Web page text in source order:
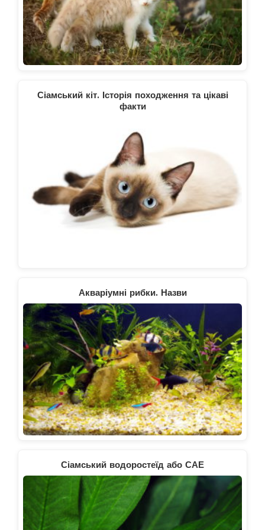
Сіамський кіт. Історія походження та цікаві
факти
Акваріумні рибки. Назви
Сіамський водоростеїд або САЕ